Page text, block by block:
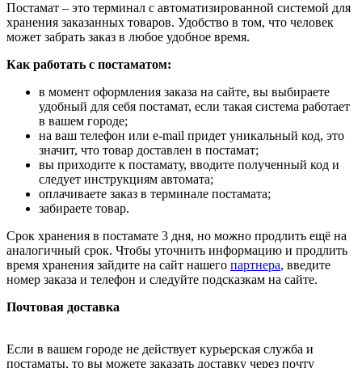
Постамат – это терминал с автоматизированной системой для
хранения заказанных товаров. Удобство в том, что человек
может забрать заказ в любое удобное время.
Как работать с постаматом:
в момент оформления заказа на сайте, вы выбираете
удобный для себя постамат, если такая система работает
в вашем городе;
на ваш телефон или e-mail придет уникальный код, это
значит, что товар доставлен в постамат;
вы приходите к постамату, вводите полученный код и
следует инструкциям автомата;
оплачиваете заказ в терминале постамата;
забираете товар.
Срок хранения в постамате 3 дня, но можно продлить ещё на
аналогичный срок. Чтобы уточнить информацию и продлить
время хранения зайдите на сайт нашего партнера, введите
номер заказа и телефон и следуйте подсказкам на сайте.
Почтовая доставка
Если в вашем городе не действует курьерская служба и
постаматы, то вы можете заказать доставку через почту